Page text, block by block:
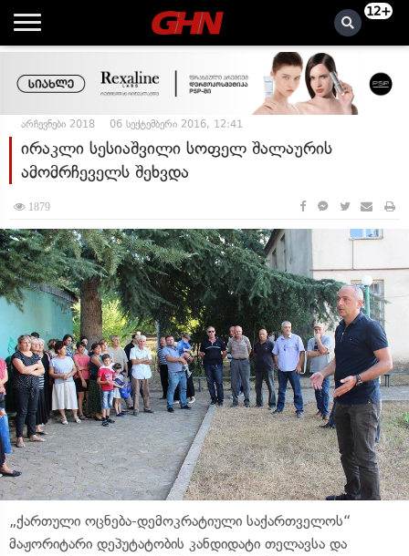
12+
არჩევნები 2018 06 სექტემბერი 2016, 12:41
ირაკლი სესიაშვილი სოფელ შალაურის
ამომრჩეველს შეხვდა
1879
„ქართული ოცნება-დემოკრატიული საქართველოს“
მაჟორიტარი დეპუტატობის კანდიდატი თელავსა და